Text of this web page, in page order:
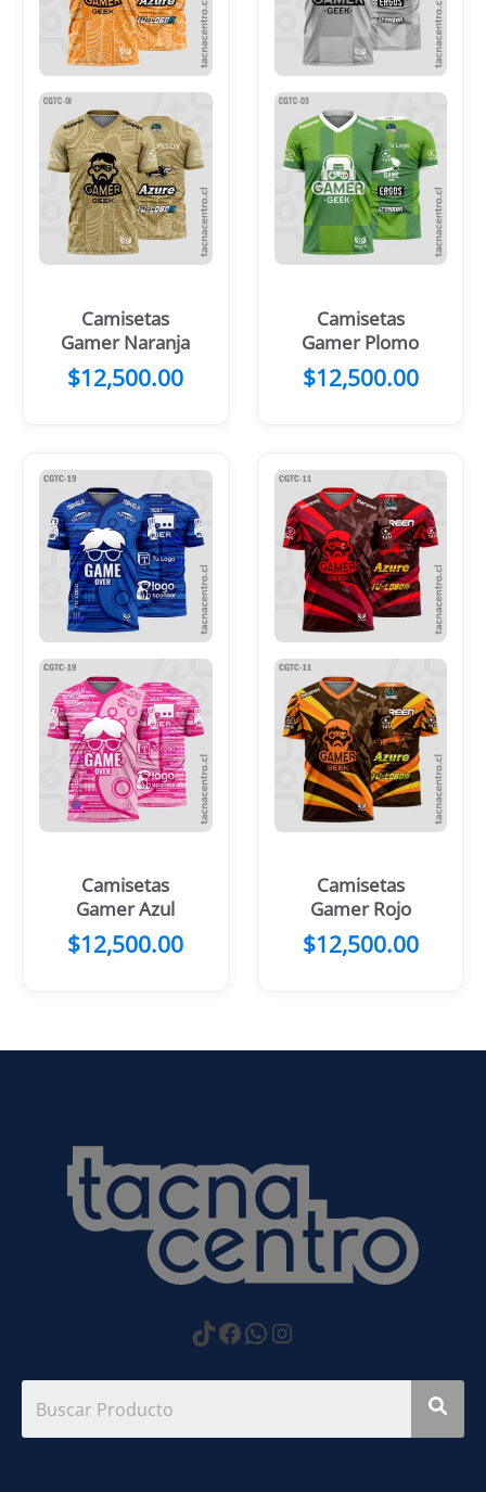
Camisetas
Gamer Naranja
$12,500.00
Camisetas
Gamer Plomo
$12,500.00
Camisetas
Gamer Azul
$12,500.00
Camisetas
Gamer Rojo
$12,500.00
https://
Facebook
WhatsApp
Instagram